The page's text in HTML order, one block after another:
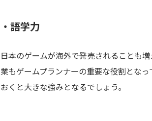
・語学力
日本のゲームが海外で発売されることも
業もゲームプランナーの重要な役割とな
おくと大きな強みとなるでしょう。